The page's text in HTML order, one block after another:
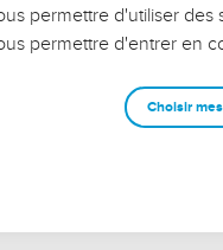
pour avancer avec plus
guidiez un ministère, une
permettre d'utiliser des
permettre d'entrer en
Choisir